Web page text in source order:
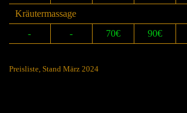
Kräutermassage
-
- 70€ 90€
Preisliste, Stand März 2024